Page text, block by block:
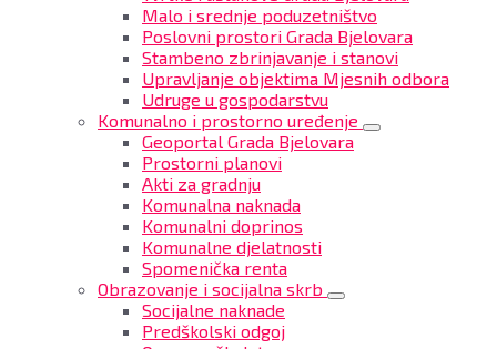
Malo i srednje poduzetništvo
Poslovni prostori Grada Bjelovara
Stambeno zbrinjavanje i stanovi
Upravljanje objektima Mjesnih odbora
Udruge u gospodarstvu
Komunalno i prostorno uređenje
Geoportal Grada Bjelovara
Prostorni planovi
Akti za gradnju
Komunalna naknada
Komunalni doprinos
Komunalne djelatnosti
Spomenička renta
Obrazovanje i socijalna skrb
Socijalne naknade
Predškolski odgoj